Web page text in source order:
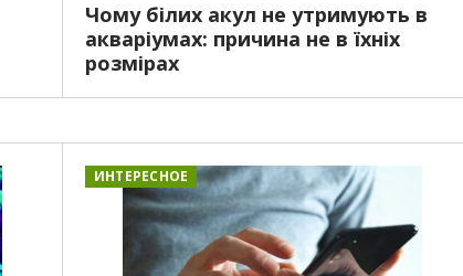
Чому білих акул не утримують в
акваріумах: причина не в їхніх
розмірах
ИНТЕРЕСНОЕ